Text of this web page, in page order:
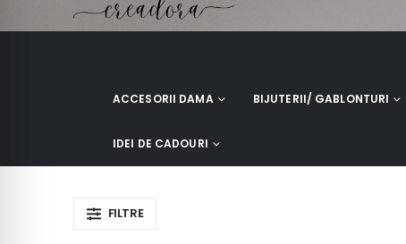
ACCESORII DAMA BIJUTERII/ GABLONTURI
IDEI DE CADOURI
FILTRE